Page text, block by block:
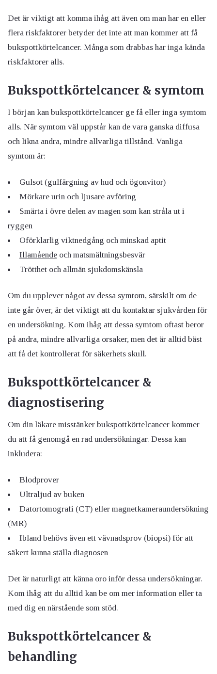
Det är viktigt att komma ihåg att även om man har en eller
flera riskfaktorer betyder det inte att man kommer att få
bukspottkörtelcancer. Många som drabbas har inga kända
riskfaktorer alls.
Bukspottkörtelcancer & symtom
I början kan bukspottkörtelcancer ge få eller inga symtom
alls. När symtom väl uppstår kan de vara ganska diffusa
och likna andra, mindre allvarliga tillstånd. Vanliga
symtom är:
Gulsot (gulfärgning av hud och ögonvitor)
Mörkare urin och ljusare avföring
Smärta i övre delen av magen som kan stråla ut i
ryggen
Oförklarlig viktnedgång och minskad aptit
Illamåendeoch matsmältningsbesvär
Trötthet och allmän sjukdomskänsla
Om du upplever något av dessa symtom, särskilt om de
inte går över, är det viktigt att du kontaktar sjukvården för
en undersökning. Kom ihåg att dessa symtom oftast beror
på andra, mindre allvarliga orsaker, men det är alltid bäst
att få det kontrollerat för säkerhets skull.
Bukspottkörtelcancer &
diagnostisering
Om din läkare misstänker bukspottkörtelcancer kommer
du att få genomgå en rad undersökningar. Dessa kan
inkludera:
Blodprover
Ultraljud av buken
Datortomografi (CT) eller magnetkameraundersökning
(MR)
Ibland behövs även ett vävnadsprov (biopsi) för att
säkert kunna ställa diagnosen
Det är naturligt att känna oro inför dessa undersökningar.
Kom ihåg att du alltid kan be om mer information eller ta
med dig en närstående som stöd.
Bukspottkörtelcancer &
behandling